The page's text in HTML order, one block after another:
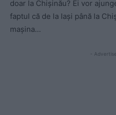
doar la Chișinău? Ei vor
faptul că de la Iași până la
mașina…
-